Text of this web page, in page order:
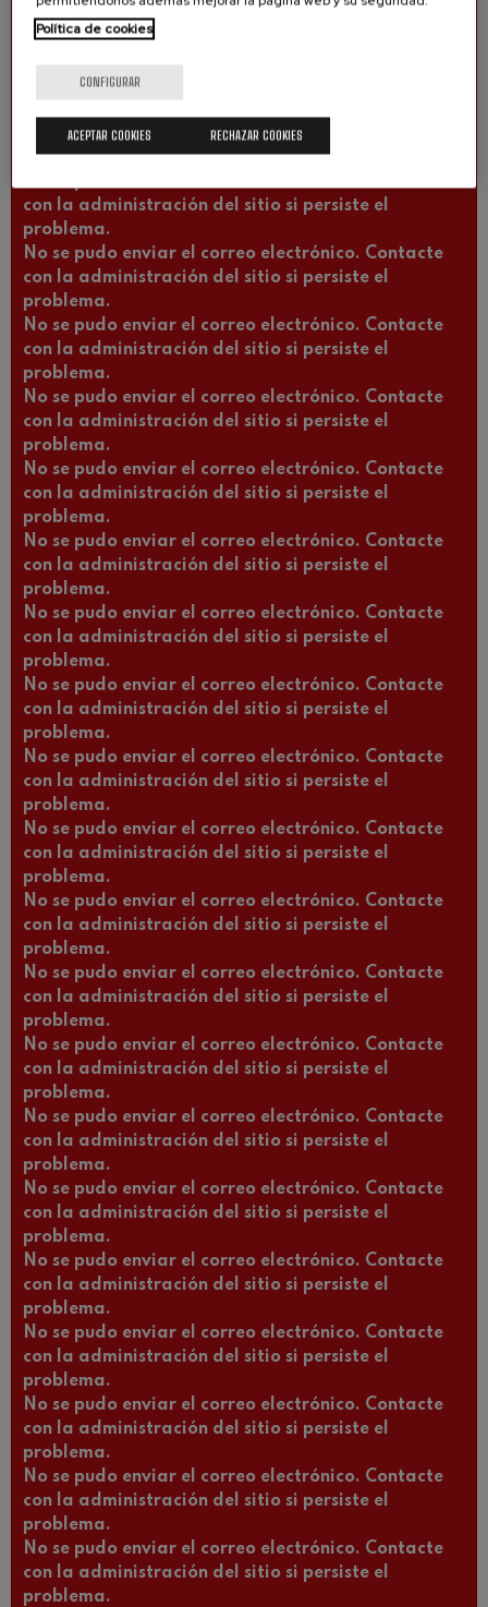
problema.
No se pudo enviar el correo electrónico. Contacte
con la administración del sitio si persiste el
problema.
con la administración del sitio si persiste el
problema.
con la administración del sitio si persiste el
problema.
No se pudo enviar el correo electrónico. Contacte
con la administración del sitio si persiste el
problema.
No se pudo enviar el correo electrónico. Contacte
con la administración del sitio si persiste el
problema.
No se pudo enviar el correo electrónico. Contacte
con la administración del sitio si persiste el
problema.
No se pudo enviar el correo electrónico. Contacte
con la administración del sitio si persiste el
problema.
No se pudo enviar el correo electrónico. Contacte
con la administración del sitio si persiste el
problema.
No se pudo enviar el correo electrónico. Contacte
con la administración del sitio si persiste el
problema.
No se pudo enviar el correo electrónico. Contacte
con la administración del sitio si persiste el
problema.
No se pudo enviar el correo electrónico. Contacte
con la administración del sitio si persiste el
problema.
No se pudo enviar el correo electrónico. Contacte
con la administración del sitio si persiste el
problema.
No se pudo enviar el correo electrónico. Contacte
con la administración del sitio si persiste el
problema.
No se pudo enviar el correo electrónico. Contacte
con la administración del sitio si persiste el
problema.
No se pudo enviar el correo electrónico. Contacte
con la administración del sitio si persiste el
problema.
No se pudo enviar el correo electrónico. Contacte
con la administración del sitio si persiste el
problema.
No se pudo enviar el correo electrónico. Contacte
con la administración del sitio si persiste el
problema.
No se pudo enviar el correo electrónico. Contacte
con la administración del sitio si persiste el
problema.
No se pudo enviar el correo electrónico. Contacte
con la administración del sitio si persiste el
problema.
No se pudo enviar el correo electrónico. Contacte
con la administración del sitio si persiste el
problema.
No se pudo enviar el correo electrónico. Contacte
con la administración del sitio si persiste el
problema.
No se pudo enviar el correo electrónico. Contacte
con la administración del sitio si persiste el
problema.
Política de cookies
CONFIGURAR
RECHAZAR COOKIES
ACEPTAR COOKIES